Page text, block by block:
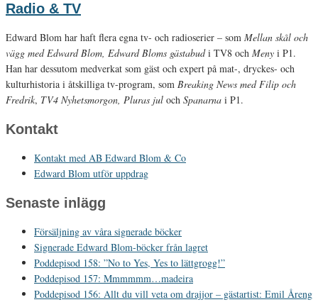
Radio & TV
Edward Blom har haft flera egna tv- och radioserier – som Mellan skål och
vägg med Edward Blom, Edward Bloms gästabudi TV8 och Meny i P1.
Han har dessutom medverkat som gäst och expert på mat-, dryckes- och
kulturhistoria i åtskilliga tv-program, som Breaking News med Filip och
Fredrik, TV4 Nyhetsmorgon, Pluras jul och Spanarna i P1.
Kontakt
Kontakt med AB Edward Blom & Co
Edward Blom utför uppdrag
Senaste inlägg
Försäljning av våra signerade böcker
Signerade Edward Blom-böcker från lagret
Poddepisod 158: ”No to Yes, Yes to lättgrogg!”
Poddepisod 157: Mmmmmm…madeira
Poddepisod 156: Allt du vill veta om drajjor – gästartist: Emil Åreng